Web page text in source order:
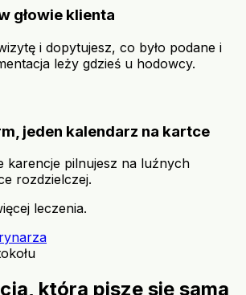
głowie klienta
i dopytujesz, co było podane i
leży gdzieś u hodowcy.
jeden kalendarz na kartce
karencje pilnujesz na luźnych
rozdzielczej.
leczenia.
która pisze się sama